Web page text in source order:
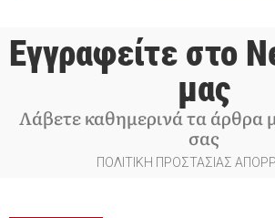
Εγγραφείτε στο
μας
Λάβετε καθημερινά τα άρθρα
σας
ΠΟΛΙΤΙΚΗ ΠΡΟΣΤΑΣΙΑΣ